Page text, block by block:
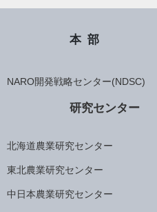
本部
NARO開発戦略センター(NDSC)
研究センター
北海道農業研究センター
東北農業研究センター
中日本農業研究センター